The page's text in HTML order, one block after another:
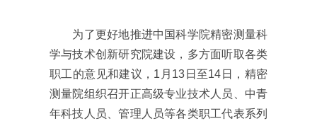
为了更好地推进中国科学院精密测量科
学与技术创新研究院建设，多方面听取各类
职工的意见和建议，1月13日至14日，精密
测量院组织召开正高级专业技术人员、中青
年科技人员、管理人员等各类职工代表系列